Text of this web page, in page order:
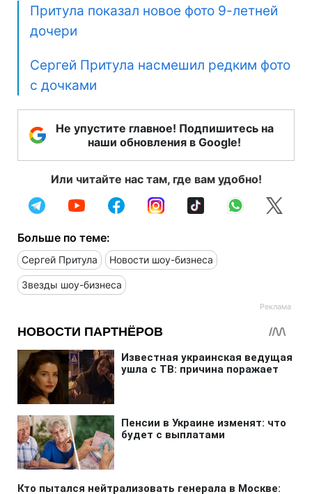
Притула показал новое фото 9-летней
дочери
Сергей Притула насмешил редким фото
с дочками
Не упустите главное! Подпишитесь на
наши обновления в Google!
Или читайте нас там, где вам удобно!
Больше по теме:
Сергей Притула Новости шоу-бизнеса
Звезды шоу-бизнеса